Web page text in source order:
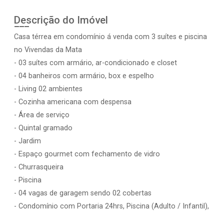
Descrição do Imóvel
Casa térrea em condomínio á venda com 3 suítes e piscina
no Vivendas da Mata
- 03 suítes com armário, ar-condicionado e closet
- 04 banheiros com armário, box e espelho
- Living 02 ambientes
- Cozinha americana com despensa
- Área de serviço
- Quintal gramado
- Jardim
- Espaço gourmet com fechamento de vidro
- Churrasqueira
- Piscina
- 04 vagas de garagem sendo 02 cobertas
- Condomínio com Portaria 24hrs, Piscina (Adulto / Infantil),